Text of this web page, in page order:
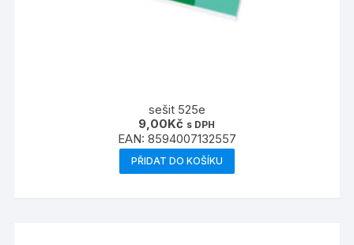
sešit 525e
9,00Kč s DPH
EAN: 8594007132557
PŘIDAT DO KOŠÍKU